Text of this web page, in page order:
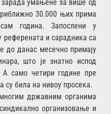
зарада умањене за више од
30.000 њих прима
година. Запослени у
и сарадника са
до данас месечно примају
што је знатно испод
А само четири године пре
била на нивоу просека.
државним органима
организовање и